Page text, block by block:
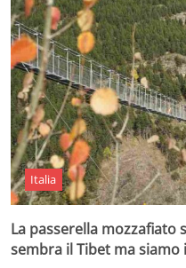
Italia
La passerella mozzafiato
sembra il Tibet ma